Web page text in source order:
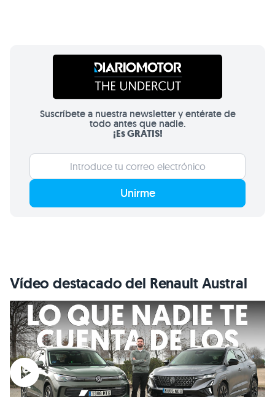
Suscríbete a nuestra newsletter y entérate de
todo antes que nadie.
¡Es GRATIS!
Unirme
Vídeo destacado del Renault Austral